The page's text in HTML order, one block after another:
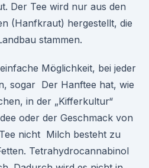
Der Tee wird nur aus den
(Hanfkraut) hergestellt, die
stammen.
Möglichkeit, bei jeder
sogar Der Hanftee hat, wie
in der „Kifferkultur“
oder der Geschmack von
nicht Milch besteht zu
Tetrahydrocannabinol